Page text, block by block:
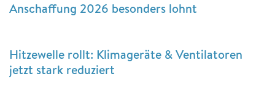
Anschaffung 2026 besonders lohnt
Hitzewelle rollt: Klimageräte & Ventilatoren
jetzt stark reduziert